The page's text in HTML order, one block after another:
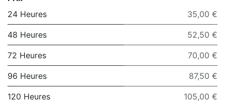
24 Heures
35,00 €
48 Heures 52,50 €
72 Heures 70,00 €
96 Heures 87,50 €
120 Heures 105,00 €